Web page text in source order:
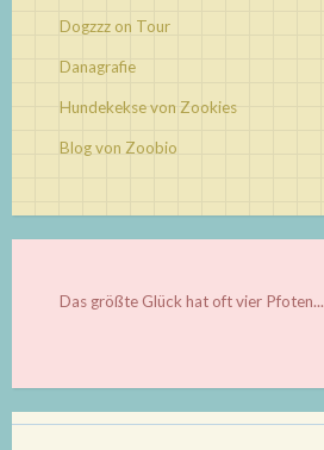
Dogzzz on Tour
Danagrafie
Hundekekse von Zookies
Blog von Zoobio
Das größte Glück hat oft vier Pfoten...